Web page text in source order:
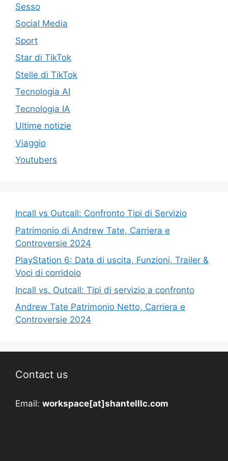
Sesso
Social Media
Sport
Star di TikTok
Stelle di TikTok
Tecnologia AI
Tecnologia IA
Ultime notizie
Viaggio
Youtubers
Incall vs Outcall: Confronto Tipi di Servizio
Patrimonio di Andrew Tate, Carriera e
Controversie 2024
PlayStation 6: Data di uscita, Funzioni, Trailer &
Voci di corridoio
Incall vs. Outcall: Tipi di servizio a confronto
Andrew Tate Patrimonio Netto, Carriera e
Controversie 2024
Contact us
Email: workspace[at]shantelllc.com